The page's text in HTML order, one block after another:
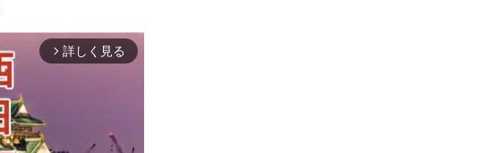
arrow_forward_ios 詳しく見る